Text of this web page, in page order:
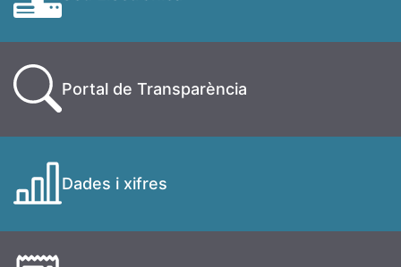
Portal de Transparència
Dades i xifres